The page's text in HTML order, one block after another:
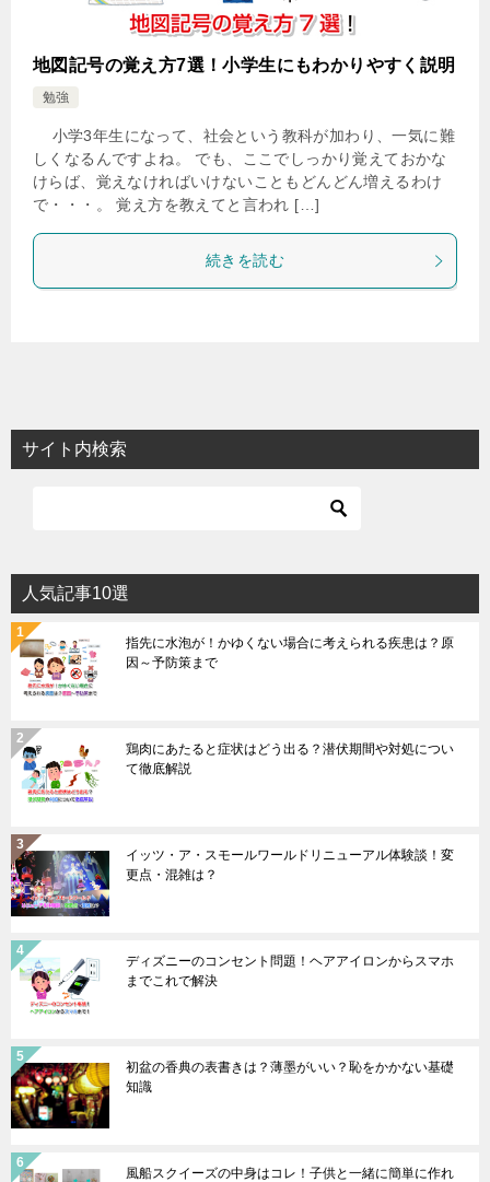
地図記号の覚え方7選！小学生にもわかりやすく説明
勉強
小学3年生になって、社会という教科が加わり、一気に難
しくなるんですよね。 でも、ここでしっかり覚えておかな
けらば、覚えなければいけないこともどんどん増えるわけ
で・・・。 覚え方を教えてと言われ […]
続きを読む
サイト内検索
人気記事10選
指先に水泡が！かゆくない場合に考えられる疾患は？原
因～予防策まで
鶏肉にあたると症状はどう出る？潜伏期間や対処につい
て徹底解説
イッツ・ア・スモールワールドリニューアル体験談！変
更点・混雑は？
ディズニーのコンセント問題！ヘアアイロンからスマホ
までこれで解決
初盆の香典の表書きは？薄墨がいい？恥をかかない基礎
知識
風船スクイーズの中身はコレ！子供と一緒に簡単に作れ